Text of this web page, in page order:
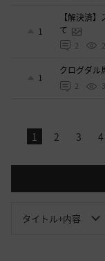
1
【解決済
て
2
1
クログダル
2
1 2 3 4